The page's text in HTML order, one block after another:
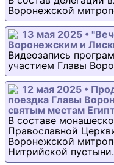
Воронежской
13 мая 2025 •
Воронежским и
Видеозапись
участием Главы
12 мая 2025 •
поездка Главы
святым местам
В составе
Православной
Воронежской
Нитрийской пустыни.